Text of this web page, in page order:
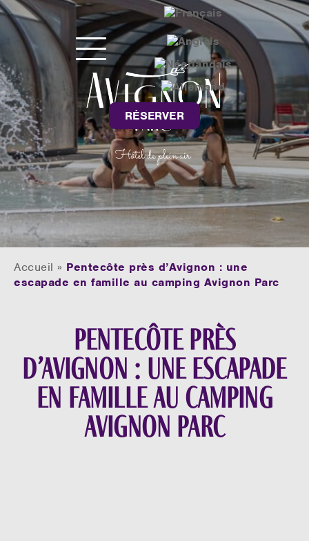
RÉSERVER
Accueil » Pentecôte près d’Avignon : une
escapade en famille au camping Avignon Parc
Pentecôte près
d’Avignon : une escapade
en famille au camping
Avignon Parc